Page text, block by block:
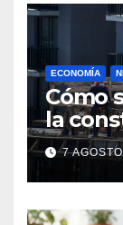
ECONOMÍA
Cómo
la
sector
7